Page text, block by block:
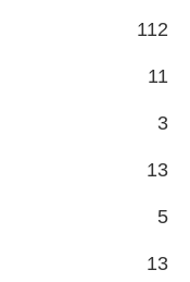
112
11
3
13
5
13